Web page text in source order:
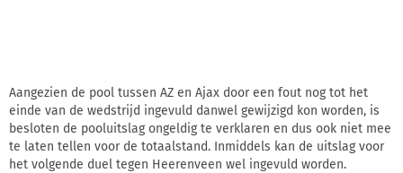
Aangezien de pool tussen AZ en Ajax door een fout nog tot het
einde van de wedstrijd ingevuld danwel gewijzigd kon worden, is
besloten de pooluitslag ongeldig te verklaren en dus ook niet mee
te laten tellen voor de totaalstand. Inmiddels kan de uitslag voor
het volgende duel tegen Heerenveen wel ingevuld worden.